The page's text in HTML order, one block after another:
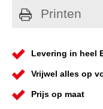
Printen
Levering in heel
Vrijwel alles op
Prijs op maat